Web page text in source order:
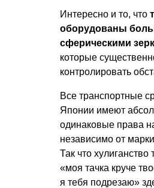
Интересно и то, что
оборудованы
сферическими
которые
контролировать
Все транспортные
Японии имеют
одинаковые права
независимо от
Так что хулиганство
«моя тачка круче
я тебя подрезаю»